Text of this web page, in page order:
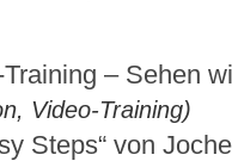
– Sehen
Video-Training)
Steps“ von